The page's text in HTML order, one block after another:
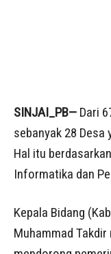
SINJAI_PB— Dari
sebanyak 28
Hal itu
Informatika dan
Kepala Bidang
Muhammad